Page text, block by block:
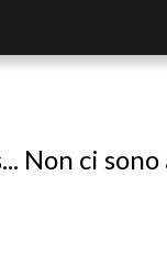
Non ci